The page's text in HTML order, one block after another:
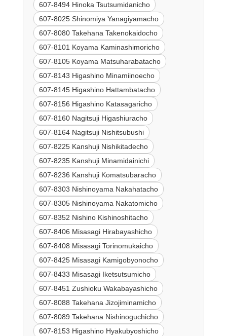
607-8494 Hinoka Tsutsumidanicho
607-8025 Shinomiya Yanagiyamacho
607-8080 Takehana Takenokaidocho
607-8101 Koyama Kaminashimoricho
607-8105 Koyama Matsuharabatacho
607-8143 Higashino Minamiinoecho
607-8145 Higashino Hattambatacho
607-8156 Higashino Katasagaricho
607-8160 Nagitsuji Higashiuracho
607-8164 Nagitsuji Nishitsubushi
607-8225 Kanshuji Nishikitadecho
607-8235 Kanshuji Minamidainichi
607-8236 Kanshuji Komatsubaracho
607-8303 Nishinoyama Nakahatacho
607-8305 Nishinoyama Nakatomicho
607-8352 Nishino Kishinoshitacho
607-8406 Misasagi Hirabayashicho
607-8408 Misasagi Torinomukaicho
607-8425 Misasagi Kamigobyonocho
607-8433 Misasagi Iketsutsumicho
607-8451 Zushioku Wakabayashicho
607-8088 Takehana Jizojiminamicho
607-8089 Takehana Nishinoguchicho
607-8153 Higashino Hyakubyoshicho